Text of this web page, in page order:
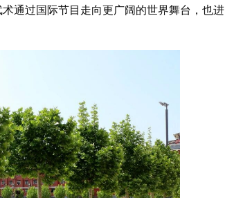
通过国际节目走向更广阔的世界舞台，也进